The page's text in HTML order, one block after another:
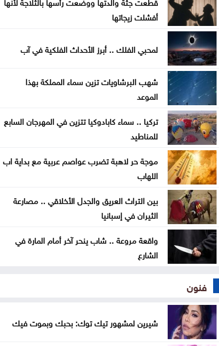
المياه
ارتفاع جديد بأسعار الذهب بمقدار 30 قرشًا محليًا الاثنين
الأمن العام يتوعد مطلقي العيارات النارية بالتزامن مع
نتائج التوجيهي
الأول من 2026
التربية تحذر من صفحات وهمية على تيليغرام تدّعي
تعديل نتائج التوجيهي
روسيا تسقط 456 مسيّرة أوكرانية وتعلن عن قتلى
أفشلت زيجاتها
لمحبي الفلك .. أبرز الأحداث الفلكية في آب
شهب البرشاويات تزين سماء المملكة بهذا
الموعد
تركيا .. سماء كابادوكيا تتزين في المهرجان السابع
للمناطيد
موجة حر لاهبة تضرب عواصم عربية مع بداية اب
اللهاب
بين التراث العريق والجدل الأخلاقي .. مصارعة
الثيران في إسبانيا
واقعة مروعة .. شاب ينحر آخر أمام المارة في
الشارع
فنون
شيرين لمشهور تيك توك: بحبك وبموت فيك